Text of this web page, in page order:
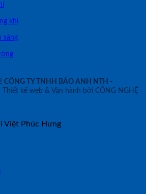
khí
sáng
CÔNG TY TNHH BẢO ANH NTH -
| Thiết kế web & Vận hành bởi CÔNG NGHỆ